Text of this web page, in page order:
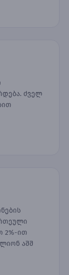
ძველ
2%-ით
აშშ